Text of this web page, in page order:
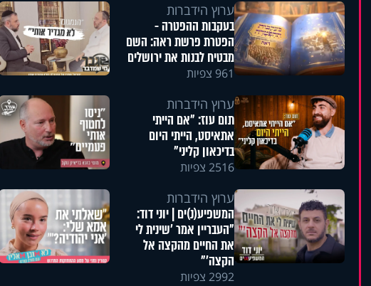
ערוץ הידברות
בעקבות ההפטרה -
הפטרת פרשת ראה: השם
מבטיח לבנות את ירושלים
961 צפיות
ערוץ הידברות
תום עוז: "אם הייתי
אתאיסט, הייתי היום
בדיכאון קליני"
2516 צפיות
ערוץ הידברות
המשפיע(נ)ים | יוני דוד:
"העבריין אמר 'שינית לי
את החיים מהקצה אל
הקצה'"
2992 צפיות